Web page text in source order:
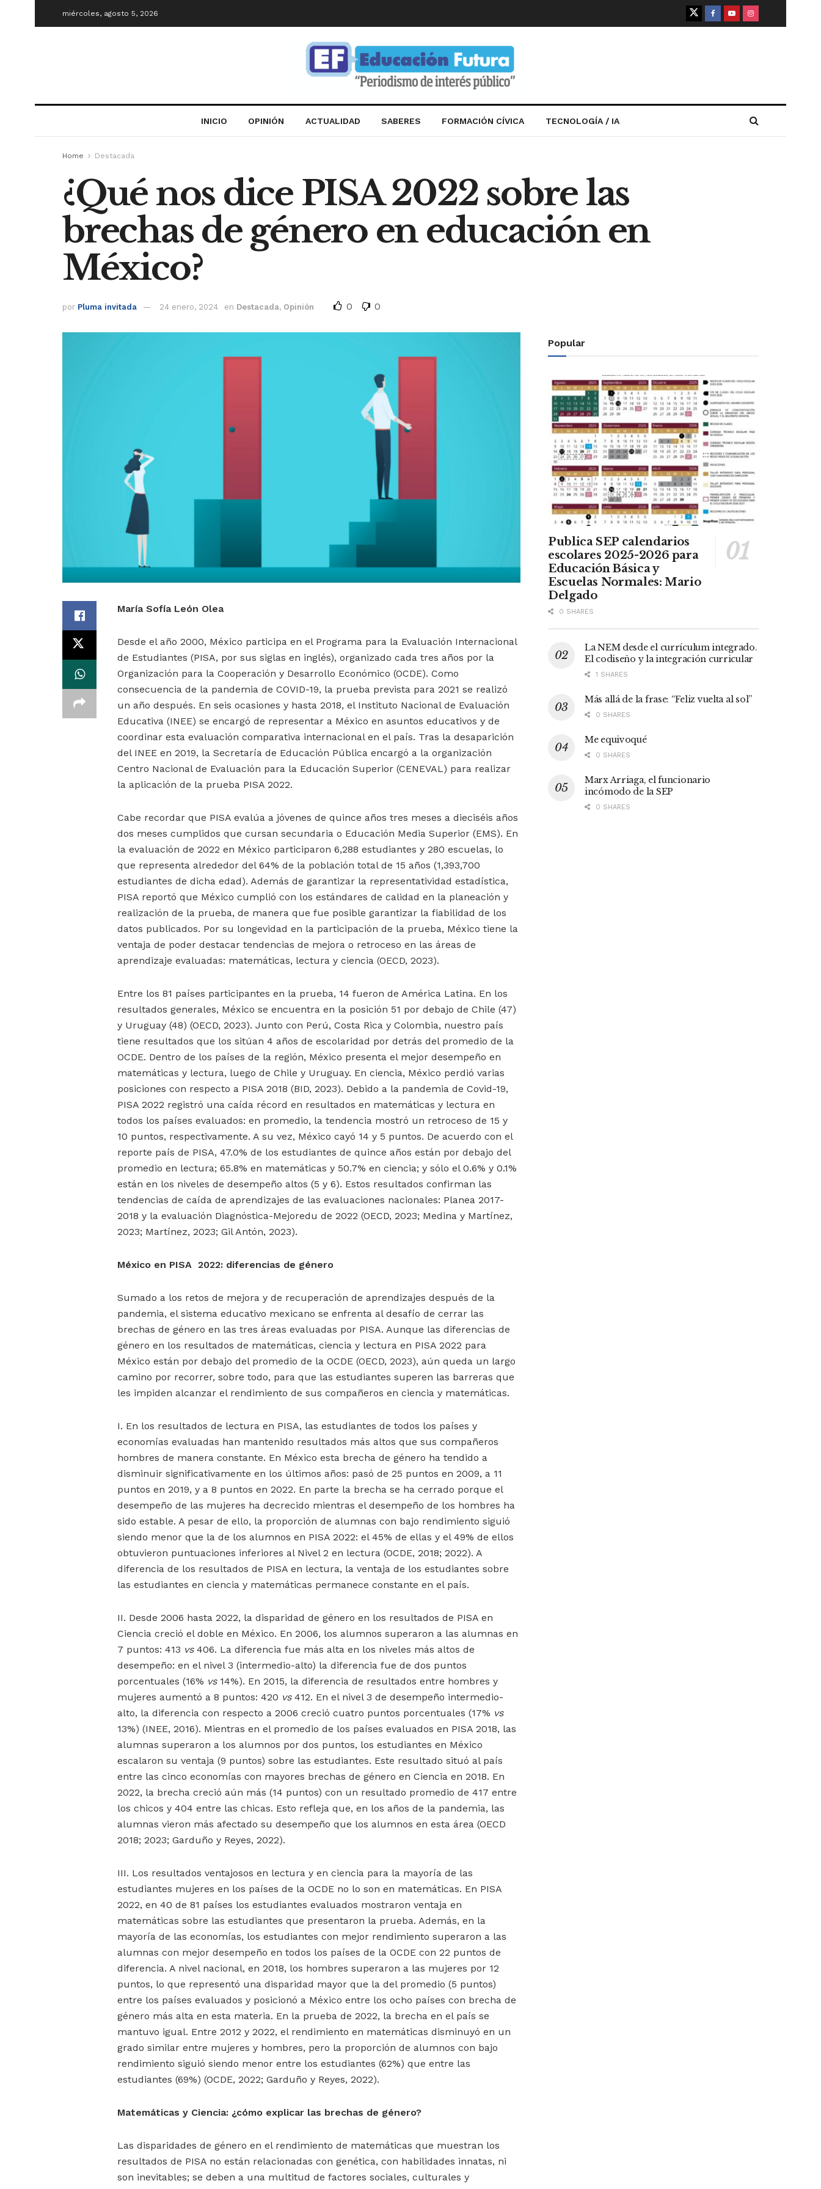
miércoles, agosto 5, 2026
INICIO OPINIÓN ACTUALIDAD SABERES FORMACIÓN CÍVICA TECNOLOGÍA / IA
Home Destacada
¿Qué nos dice PISA 2022 sobre las
brechas de género en educación en
México?
por Pluma invitada 24 enero, 2024 en Destacada, Opinión 0 0
María Sofía León Olea
Desde el año 2000, México participa en el Programa para la Evaluación Internacional
de Estudiantes (PISA, por sus siglas en inglés), organizado cada tres años por la
Organización para la Cooperación y Desarrollo Económico (OCDE). Como
consecuencia de la pandemia de COVID-19, la prueba prevista para 2021 se realizó
un año después. En seis ocasiones y hasta 2018, el Instituto Nacional de Evaluación
Educativa (INEE) se encargó de representar a México en asuntos educativos y de
coordinar esta evaluación comparativa internacional en el país. Tras la desaparición
del INEE en 2019, la Secretaría de Educación Pública encargó a la organización
Centro Nacional de Evaluación para la Educación Superior (CENEVAL) para realizar
la aplicación de la prueba PISA 2022.
Cabe recordar que PISA evalúa a jóvenes de quince años tres meses a dieciséis años
dos meses cumplidos que cursan secundaria o Educación Media Superior (EMS). En
la evaluación de 2022 en México participaron 6,288 estudiantes y 280 escuelas, lo
que representa alrededor del 64% de la población total de 15 años (1,393,700
estudiantes de dicha edad). Además de garantizar la representatividad estadística,
PISA reportó que México cumplió con los estándares de calidad en la planeación y
realización de la prueba, de manera que fue posible garantizar la fiabilidad de los
datos publicados. Por su longevidad en la participación de la prueba, México tiene la
ventaja de poder destacar tendencias de mejora o retroceso en las áreas de
aprendizaje evaluadas: matemáticas, lectura y ciencia (OECD, 2023).
Entre los 81 países participantes en la prueba, 14 fueron de América Latina. En los
resultados generales, México se encuentra en la posición 51 por debajo de Chile (47)
y Uruguay (48) (OECD, 2023). Junto con Perú, Costa Rica y Colombia, nuestro país
tiene resultados que los sitúan 4 años de escolaridad por detrás del promedio de la
OCDE. Dentro de los países de la región, México presenta el mejor desempeño en
matemáticas y lectura, luego de Chile y Uruguay. En ciencia, México perdió varias
posiciones con respecto a PISA 2018 (BID, 2023). Debido a la pandemia de Covid-19,
PISA 2022 registró una caída récord en resultados en matemáticas y lectura en
todos los países evaluados: en promedio, la tendencia mostró un retroceso de 15 y
10 puntos, respectivamente. A su vez, México cayó 14 y 5 puntos. De acuerdo con el
reporte país de PISA, 47.0% de los estudiantes de quince años están por debajo del
promedio en lectura; 65.8% en matemáticas y 50.7% en ciencia; y sólo el 0.6% y 0.1%
están en los niveles de desempeño altos (5 y 6). Estos resultados confirman las
tendencias de caída de aprendizajes de las evaluaciones nacionales: Planea 2017-
2018 y la evaluación Diagnóstica-Mejoredu de 2022 (OECD, 2023; Medina y Martínez,
2023; Martínez, 2023; Gil Antón, 2023).
México en PISA 2022: diferencias de género
Sumado a los retos de mejora y de recuperación de aprendizajes después de la
pandemia, el sistema educativo mexicano se enfrenta al desafío de cerrar las
brechas de género en las tres áreas evaluadas por PISA. Aunque las diferencias de
género en los resultados de matemáticas, ciencia y lectura en PISA 2022 para
México están por debajo del promedio de la OCDE (OECD, 2023), aún queda un largo
camino por recorrer, sobre todo, para que las estudiantes superen las barreras que
les impiden alcanzar el rendimiento de sus compañeros en ciencia y matemáticas.
I. En los resultados de lectura en PISA, las estudiantes de todos los países y
economías evaluadas han mantenido resultados más altos que sus compañeros
hombres de manera constante. En México esta brecha de género ha tendido a
disminuir significativamente en los últimos años: pasó de 25 puntos en 2009, a 11
puntos en 2019, y a 8 puntos en 2022. En parte la brecha se ha cerrado porque el
desempeño de las mujeres ha decrecido mientras el desempeño de los hombres ha
sido estable. A pesar de ello, la proporción de alumnas con bajo rendimiento siguió
siendo menor que la de los alumnos en PISA 2022: el 45% de ellas y el 49% de ellos
obtuvieron puntuaciones inferiores al Nivel 2 en lectura (OCDE, 2018; 2022). A
diferencia de los resultados de PISA en lectura, la ventaja de los estudiantes sobre
las estudiantes en ciencia y matemáticas permanece constante en el país.
II. Desde 2006 hasta 2022, la disparidad de género en los resultados de PISA en
Ciencia creció el doble en México. En 2006, los alumnos superaron a las alumnas en
7 puntos: 413 vs406. La diferencia fue más alta en los niveles más altos de
desempeño: en el nivel 3 (intermedio-alto) la diferencia fue de dos puntos
porcentuales (16% vs14%). En 2015, la diferencia de resultados entre hombres y
mujeres aumentó a 8 puntos: 420 vs412. En el nivel 3 de desempeño intermedio-
alto, la diferencia con respecto a 2006 creció cuatro puntos porcentuales (17% vs
13%) (INEE, 2016). Mientras en el promedio de los países evaluados en PISA 2018, las
alumnas superaron a los alumnos por dos puntos, los estudiantes en México
escalaron su ventaja (9 puntos) sobre las estudiantes. Este resultado situó al país
entre las cinco economías con mayores brechas de género en Ciencia en 2018. En
2022, la brecha creció aún más (14 puntos) con un resultado promedio de 417 entre
los chicos y 404 entre las chicas. Esto refleja que, en los años de la pandemia, las
alumnas vieron más afectado su desempeño que los alumnos en esta área (OECD
2018; 2023; Garduño y Reyes, 2022).
III. Los resultados ventajosos en lectura y en ciencia para la mayoría de las
estudiantes mujeres en los países de la OCDE no lo son en matemáticas. En PISA
2022, en 40 de 81 países los estudiantes evaluados mostraron ventaja en
matemáticas sobre las estudiantes que presentaron la prueba. Además, en la
mayoría de las economías, los estudiantes con mejor rendimiento superaron a las
alumnas con mejor desempeño en todos los países de la OCDE con 22 puntos de
diferencia. A nivel nacional, en 2018, los hombres superaron a las mujeres por 12
puntos, lo que representó una disparidad mayor que la del promedio (5 puntos)
entre los países evaluados y posicionó a México entre los ocho países con brecha de
género más alta en esta materia. En la prueba de 2022, la brecha en el país se
mantuvo igual. Entre 2012 y 2022, el rendimiento en matemáticas disminuyó en un
grado similar entre mujeres y hombres, pero la proporción de alumnos con bajo
rendimiento siguió siendo menor entre los estudiantes (62%) que entre las
estudiantes (69%) (OCDE, 2022; Garduño y Reyes, 2022).
Matemáticas y Ciencia: ¿cómo explicar las brechas de género?
Las disparidades de género en el rendimiento de matemáticas que muestran los
resultados de PISA no están relacionadas con genética, con habilidades innatas, ni
son inevitables; se deben a una multitud de factores sociales, culturales y
Popular
Publica SEP calendarios
escolares 2025-2026 para
Educación Básica y
Escuelas Normales: Mario
Delgado
0 SHARES
La NEM desde el currículum integrado.
El codiseño y la integración curricular
1 SHARES
Más allá de la frase: “Feliz vuelta al sol”
0 SHARES
Me equivoqué
0 SHARES
Marx Arriaga, el funcionario
incómodo de la SEP
0 SHARES